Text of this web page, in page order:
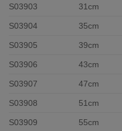
S03903 31cm
S03904 35cm
S03905 39cm
S03906 43cm
S03907 47cm
S03908 51cm
S03909 55cm